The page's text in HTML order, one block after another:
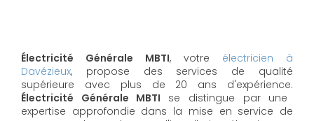
Électricité Générale MBTI, votre électricien à
Davézieux, propose des services de qualité
supérieure avec plus de 20 ans d'expérience.
Électricité Générale MBTI se distingue par une
expertise approfondie dans la mise en service de